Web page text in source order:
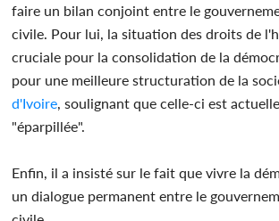
faire un bilan conjoint entre le
civile. Pour lui, la situation des droits de
cruciale pour la consolidation de la
pour une meilleure structuration de la
d'Ivoire , soulignant que celle-ci est
"éparpillée".
Enfin, il a insisté sur le fait que vivre la
un dialogue permanent entre le